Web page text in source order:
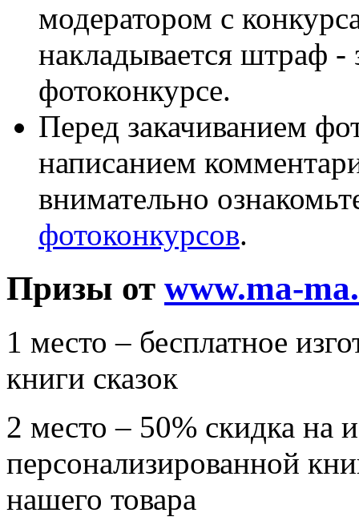
модератором с
накладывается штраф -
фотоконкурсе.
Перед закачиванием
написанием
внимательно
фотоконкурсов.
Призы от www.ma-
1 место – бесплатное
книги сказок
2 место – 50% скидка на
персонализированной
нашего товара